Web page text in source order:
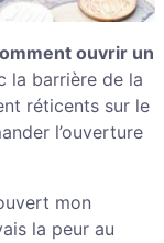
ouvrir un
la barrière de la
réticents sur le
l’ouverture
mon
la peur au